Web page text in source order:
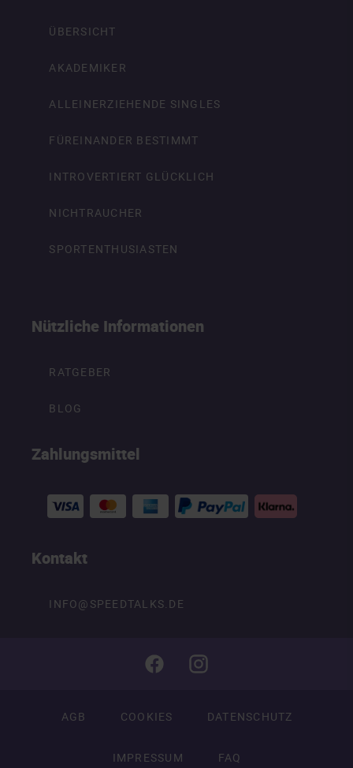
ÜBERSICHT
AKADEMIKER
ALLEINERZIEHENDE SINGLES
FÜREINANDER BESTIMMT
INTROVERTIERT GLÜCKLICH
NICHTRAUCHER
SPORTENTHUSIASTEN
Nützliche Informationen
RATGEBER
BLOG
Zahlungsmittel
Kontakt
INFO@SPEEDTALKS.DE
AGB COOKIES DATENSCHUTZ
IMPRESSUM FAQ